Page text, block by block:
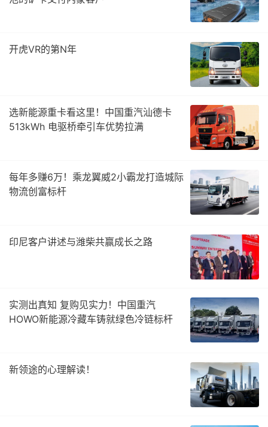
开虎VR的第N年
选新能源重卡看这里！中国重汽汕德卡
513kWh 电驱桥牵引车优势拉满
每年多赚6万！乘龙翼威2小霸龙打造城际
物流创富标杆
印尼客户讲述与潍柴共赢成长之路
实测出真知 复购见实力！中国重汽
HOWO新能源冷藏车铸就绿色冷链标杆
新领途的心理解读！